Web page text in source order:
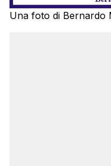
Una foto di Bernardo